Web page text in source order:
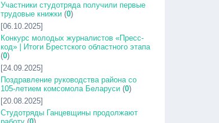
Участники студотряда получили первые
трудовые книжки (0)
[06.10.2025]
Конкурс молодых журналистов «Пресс-
код» | Итоги Брестского областного этапа
(0)
[24.09.2025]
Поздравление руководства района со
105-летием комсомола Беларуси (0)
[20.08.2025]
Студотряды Ганцевщины продолжают